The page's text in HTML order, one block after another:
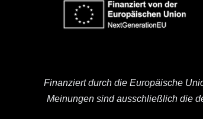
Finanziert durch die Europäische
Meinungen sind ausschließlich die